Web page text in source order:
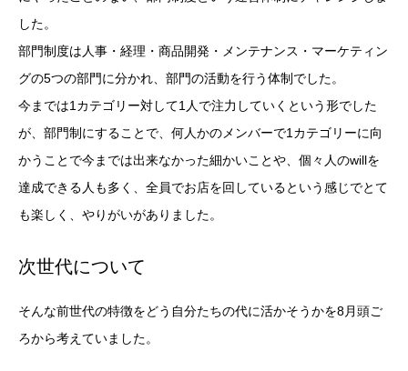
した。
部門制度は人事・経理・商品開発・メンテナンス・マーケティン
グの5つの部門に分かれ、部門の活動を行う体制でした。
今までは1カテゴリー対して1人で注力していくという形でした
が、部門制にすることで、何人かのメンバーで1カテゴリーに向
かうことで今までは出来なかった細かいことや、個々人のwillを
達成できる人も多く、全員でお店を回しているという感じでとて
も楽しく、やりがいがありました。
次世代について
そんな前世代の特徴をどう自分たちの代に活かそうかを8月頭ご
ろから考えていました。